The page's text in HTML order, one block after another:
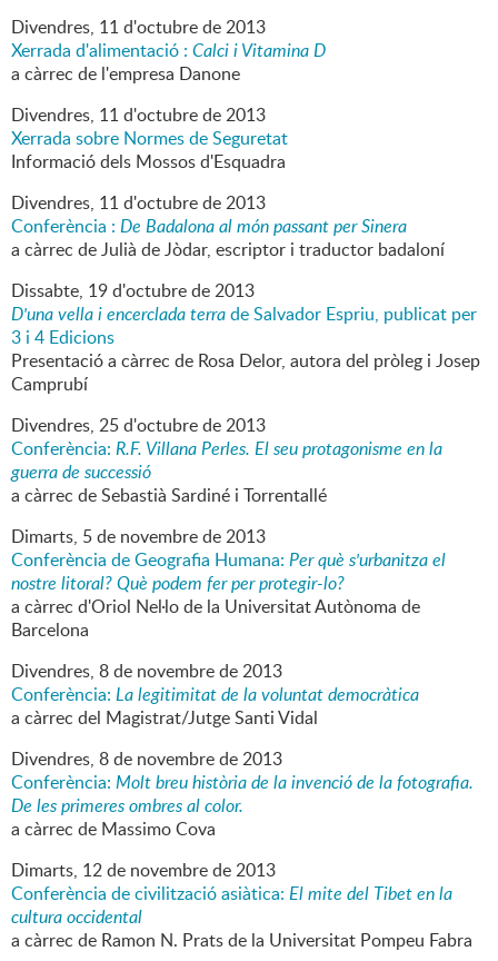
Divendres, 11d'octubrede2013
Xerrada d'alimentació : Calci i Vitamina D
a càrrec de l'empresa Danone
Divendres, 11d'octubrede2013
Xerrada sobre Normes de Seguretat
Informació dels Mossos d'Esquadra
Divendres, 11d'octubrede2013
Conferència : De Badalona al món passant per Sinera
a càrrec de Julià de Jòdar, escriptor i traductor badaloní
Dissabte, 19d'octubrede2013
D'una vella i encerclada terrade Salvador Espriu, publicat per
3 i 4 Edicions
Presentació a càrrec de Rosa Delor, autora del pròleg i Josep
Camprubí
Divendres, 25d'octubrede2013
Conferència: R.F. Villana Perles. El seu protagonisme en la
guerra de successió
a càrrec de Sebastià Sardiné i Torrentallé
Dimarts, 5de novembrede2013
Conferència de Geografia Humana: Per què s'urbanitza el
nostre litoral? Què podem fer per protegir-lo?
a càrrec d'Oriol Nel·lo de la Universitat Autònoma de
Barcelona
Divendres, 8de novembrede2013
Conferència: La legitimitat de la voluntat democràtica
a càrrec del Magistrat/Jutge Santi Vidal
Divendres, 8de novembrede2013
Conferència: Molt breu història de la invenció de la fotografia.
De les primeres ombres al color.
a càrrec de Massimo Cova
Dimarts, 12de novembrede2013
Conferència de civilització asiàtica: El mite del Tibet en la
cultura occidental
a càrrec de Ramon N. Prats de la Universitat Pompeu Fabra